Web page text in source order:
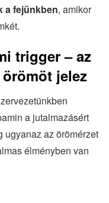
a fejünkben, amikor
trigger – az
jelez
a jutalmazásért
ugyanaz az örömérzet
élményben van